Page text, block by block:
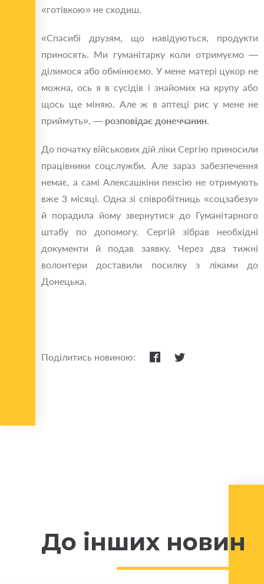
«готівкою» не сходиш.
«Спасибі друзям, що навідуються, продукти
приносять. Ми гуманітарку коли отримуємо —
ділимося або обмінюємо. У мене матері цукор не
можна, ось я в сусідів і знайомих на крупу або
щось ще міняю. Але ж в аптеці рис у мене не
приймуть», — розповідає донеччанин.
До початку військових дій ліки Сергію приносили
працівники соцслужби. Але зараз забезпечення
немає, а самі Алексашкіни пенсію не отримують
вже 3 місяці. Одна зі співробітниць «соцзабезу»
й порадила йому звернутися до Гуманітарного
штабу по допомогу. Сергій зібрав необхідні
документи й подав заявку. Через два тижні
волонтери доставили посилку з ліками до
Донецька.
Поділитись новиною:
До інших новин